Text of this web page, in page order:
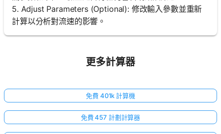
5. Adjust Parameters (Optional): 修改輸入參數並重新
計算以分析對流速的影響。
更多計算器
免費 401k 計算機
免費 457 計劃計算器